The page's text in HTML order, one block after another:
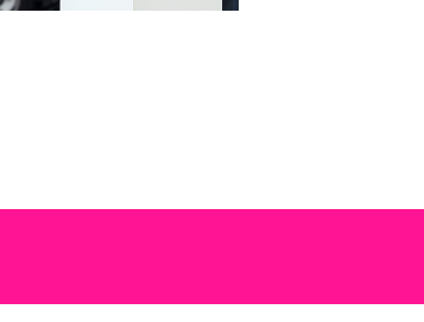
がお過ごしでしょうか？新